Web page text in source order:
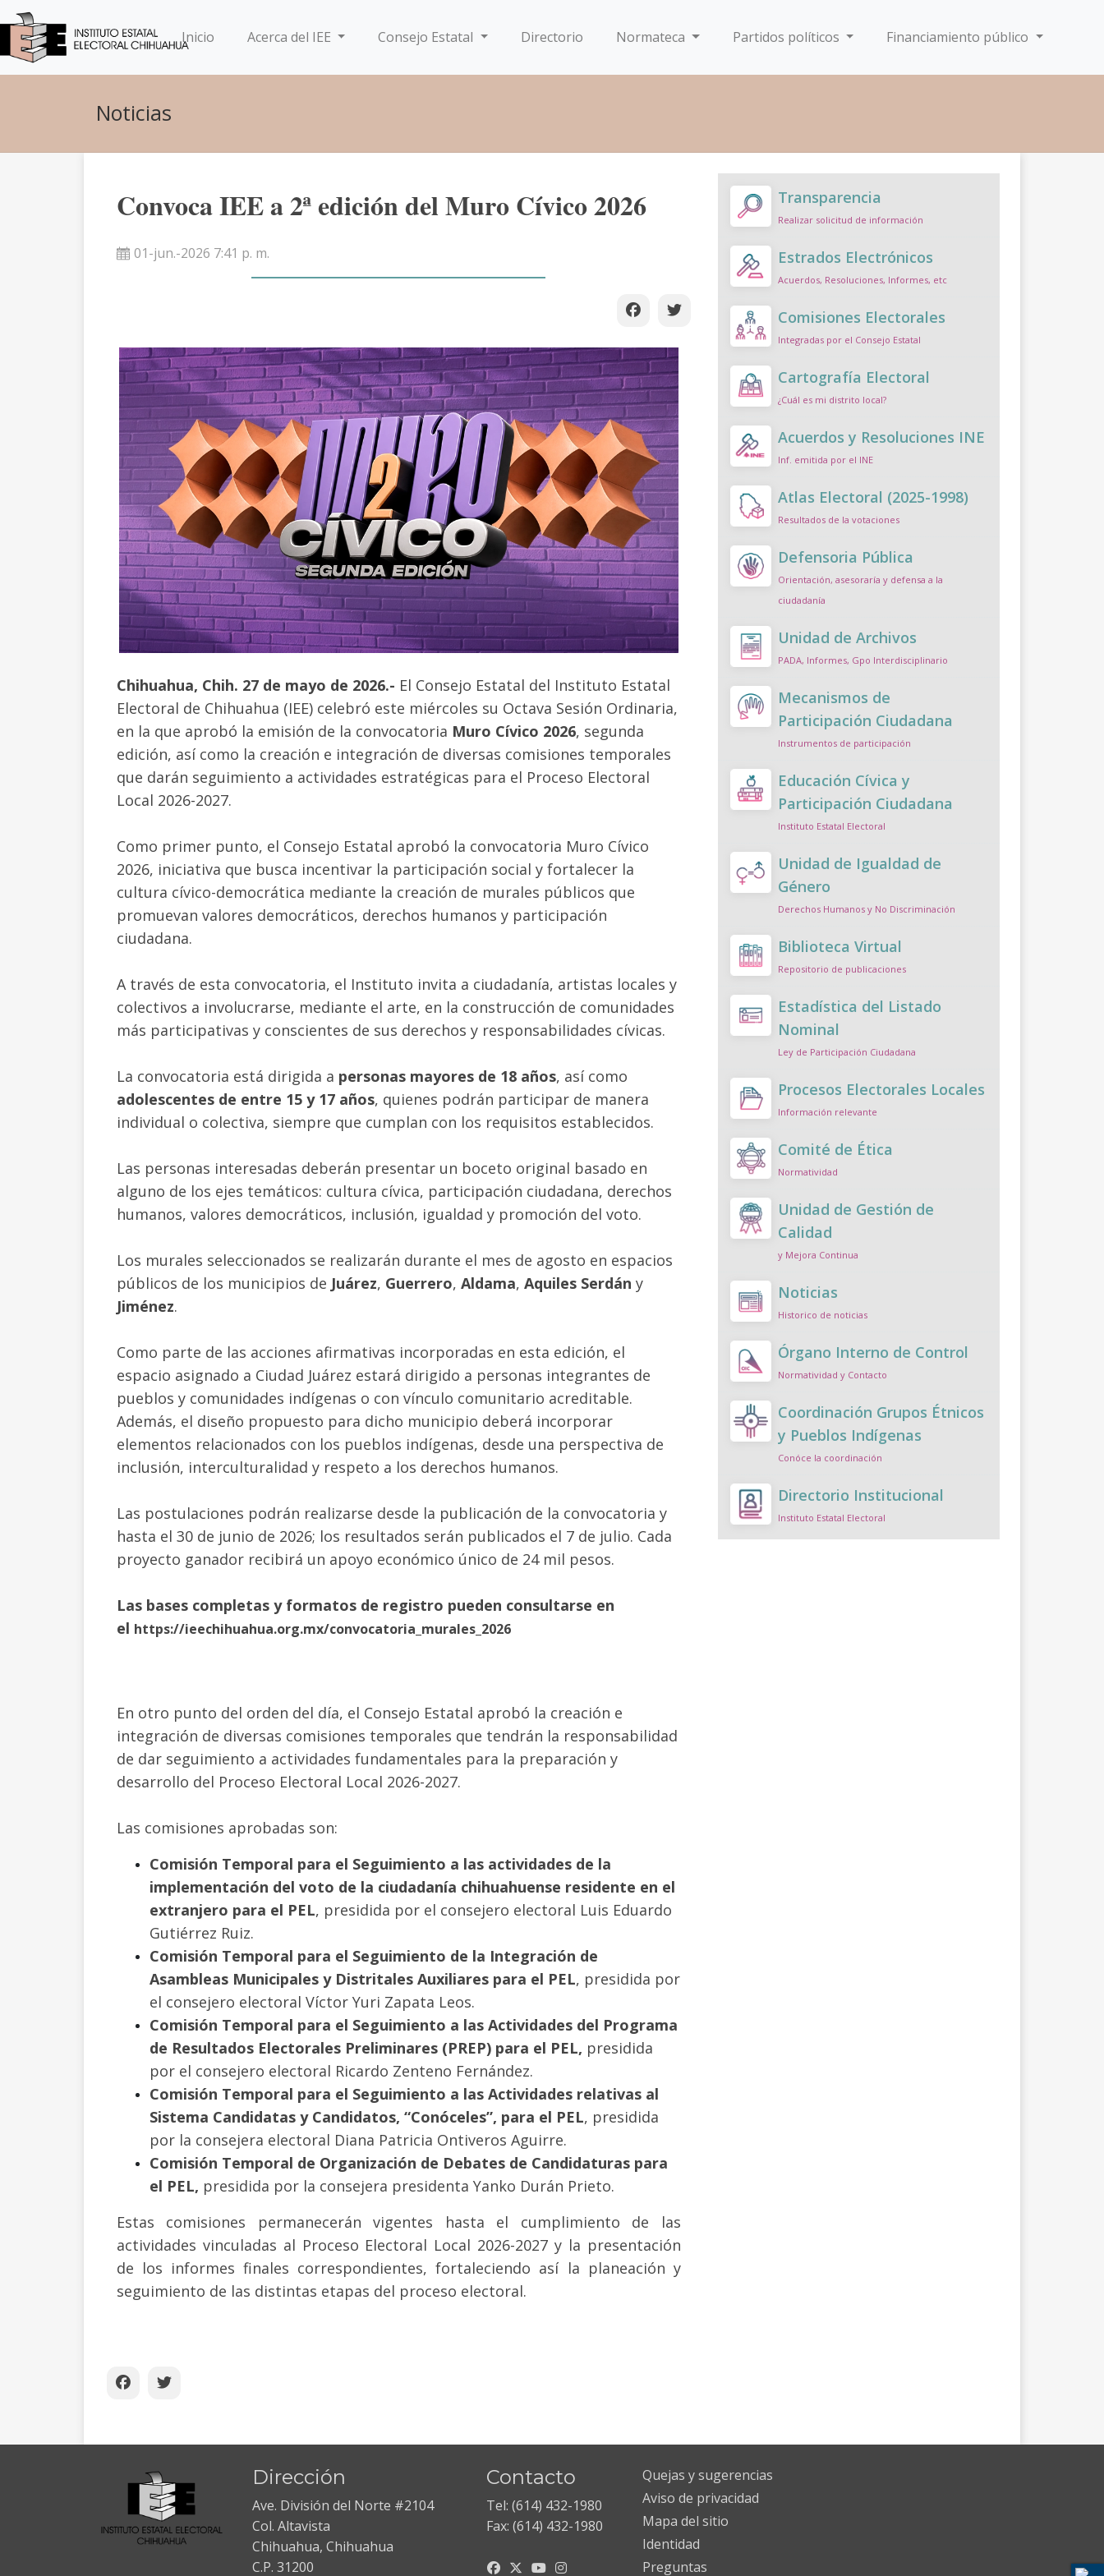
Inicio(current)Acerca del IEE Consejo Estatal Directorio Normateca Partidos políticos Financiamiento público
Noticias
Convoca IEE a 2ª edición del Muro Cívico 2026
01-jun.-2026 7:41 p. m.
Chihuahua, Chih. 27 de mayo de 2026.- El Consejo Estatal del Instituto Estatal
Electoral de Chihuahua (IEE) celebró este miércoles su Octava Sesión Ordinaria,
en la que aprobó la emisión de la convocatoria Muro Cívico 2026, segunda
edición, así como la creación e integración de diversas comisiones temporales
que darán seguimiento a actividades estratégicas para el Proceso Electoral
Local 2026-2027.
Como primer punto, el Consejo Estatal aprobó la convocatoria Muro Cívico
2026, iniciativa que busca incentivar la participación social y fortalecer la
cultura cívico-democrática mediante la creación de murales públicos que
promuevan valores democráticos, derechos humanos y participación
ciudadana.
A través de esta convocatoria, el Instituto invita a ciudadanía, artistas locales y
colectivos a involucrarse, mediante el arte, en la construcción de comunidades
más participativas y conscientes de sus derechos y responsabilidades cívicas.
La convocatoria está dirigida a personas mayores de 18 años, así como
adolescentes de entre 15 y 17 años, quienes podrán participar de manera
individual o colectiva, siempre que cumplan con los requisitos establecidos.
Las personas interesadas deberán presentar un boceto original basado en
alguno de los ejes temáticos: cultura cívica, participación ciudadana, derechos
humanos, valores democráticos, inclusión, igualdad y promoción del voto.
Los murales seleccionados se realizarán durante el mes de agosto en espacios
públicos de los municipios de Juárez, Guerrero, Aldama, Aquiles Serdán y
Jiménez.
Como parte de las acciones afirmativas incorporadas en esta edición, el
espacio asignado a Ciudad Juárez estará dirigido a personas integrantes de
pueblos y comunidades indígenas o con vínculo comunitario acreditable.
Además, el diseño propuesto para dicho municipio deberá incorporar
elementos relacionados con los pueblos indígenas, desde una perspectiva de
inclusión, interculturalidad y respeto a los derechos humanos.
Las postulaciones podrán realizarse desde la publicación de la convocatoria y
hasta el 30 de junio de 2026; los resultados serán publicados el 7 de julio. Cada
proyecto ganador recibirá un apoyo económico único de 24 mil pesos.
Las bases completas y formatos de registro pueden consultarse en
el https://ieechihuahua.org.mx/convocatoria_murales_2026
En otro punto del orden del día, el Consejo Estatal aprobó la creación e
integración de diversas comisiones temporales que tendrán la responsabilidad
de dar seguimiento a actividades fundamentales para la preparación y
desarrollo del Proceso Electoral Local 2026-2027.
Las comisiones aprobadas son:
Comisión Temporal para el Seguimiento a las actividades de la
implementación del voto de la ciudadanía chihuahuense residente en el
extranjero para el PEL, presidida por el consejero electoral Luis Eduardo
Gutiérrez Ruiz.
Comisión Temporal para el Seguimiento de la Integración de
Asambleas Municipales y Distritales Auxiliares para el PEL, presidida por
el consejero electoral Víctor Yuri Zapata Leos.
Comisión Temporal para el Seguimiento a las Actividades del Programa
de Resultados Electorales Preliminares (PREP) para el PEL, presidida
por el consejero electoral Ricardo Zenteno Fernández.
Comisión Temporal para el Seguimiento a las Actividades relativas al
Sistema Candidatas y Candidatos, “Conóceles”, para el PEL, presidida
por la consejera electoral Diana Patricia Ontiveros Aguirre.
Comisión Temporal de Organización de Debates de Candidaturas para
el PEL, presidida por la consejera presidenta Yanko Durán Prieto.
Estas comisiones permanecerán vigentes hasta el cumplimiento de las
actividades vinculadas al Proceso Electoral Local 2026-2027 y la presentación
de los informes finales correspondientes, fortaleciendo así la planeación y
seguimiento de las distintas etapas del proceso electoral.
Transparencia
Realizar solicitud de información
Estrados Electrónicos
Acuerdos, Resoluciones, Informes, etc
Comisiones Electorales
Integradas por el Consejo Estatal
Cartografía Electoral
¿Cuál es mi distrito local?
Acuerdos y Resoluciones INE
Inf. emitida por el INE
Atlas Electoral (2025-1998)
Resultados de la votaciones
Defensoria Pública
Orientación, asesoraría y defensa a la
ciudadanía
Unidad de Archivos
PADA, Informes, Gpo Interdisciplinario
Mecanismos de
Participación Ciudadana
Instrumentos de participación
Educación Cívica y
Participación Ciudadana
Instituto Estatal Electoral
Unidad de Igualdad de
Género
Derechos Humanos y No Discriminación
Biblioteca Virtual
Repositorio de publicaciones
Estadística del Listado
Nominal
Ley de Participación Ciudadana
Procesos Electorales Locales
Información relevante
Comité de Ética
Normatividad
Unidad de Gestión de
Calidad
y Mejora Continua
Noticias
Historico de noticias
Órgano Interno de Control
Normatividad y Contacto
Coordinación Grupos Étnicos
y Pueblos Indígenas
Conóce la coordinación
Directorio Institucional
Instituto Estatal Electoral
Dirección
Ave. División del Norte #2104
Col. Altavista
Chihuahua, Chihuahua
C.P. 31200
Contacto
Tel: (614) 432-1980
Fax: (614) 432-1980
Quejas y sugerencias
Aviso de privacidad
Mapa del sitio
Identidad
Preguntas